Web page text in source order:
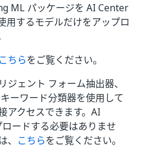
ML パッケージを AI Center
用するモデルだけをアップロ
こちらをご覧ください。
ジェント フォーム抽出器、
ーワード分類器を使用して
アクセスできます。AI
ードする必要はありませ
こちらをご覧ください。